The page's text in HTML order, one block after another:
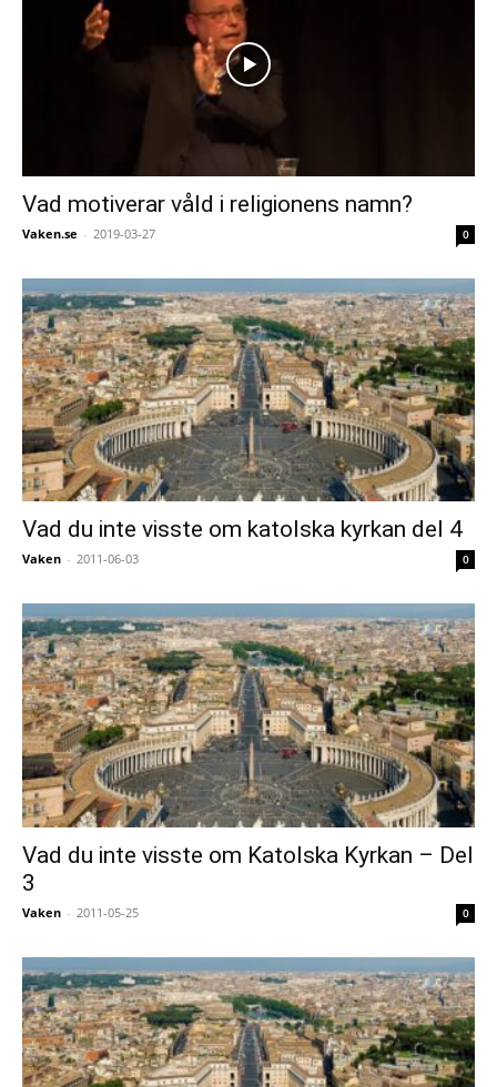
Vad motiverar våld i religionens namn?
Vaken.se - 2019-03-27 0
Vad du inte visste om katolska kyrkan del 4
Vaken - 2011-06-03 0
Vad du inte visste om Katolska Kyrkan – Del
3
Vaken - 2011-05-25 0